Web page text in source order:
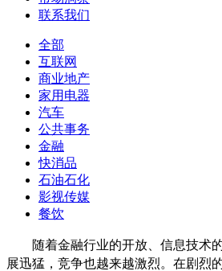
联系我们
全部
互联网
商业地产
家用电器
汽车
公共事务
金融
快消品
石油石化
影视传媒
餐饮
随着金融行业的开放、信息技术
展迅猛，竞争也越来越激烈。在剧烈